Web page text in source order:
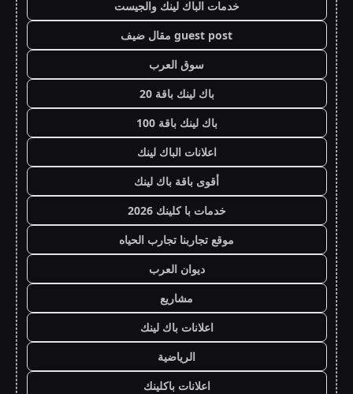
خدمات الباك لينك والجيست
guest post مقال ضيف
سوق العرب
باك لينك باقة 20
باك لينك باقة 100
اعلانات الباك لينك
أقوى باقة باك لينك
خدمات با كلينك 2026
موقع تجاربنا تجارب الحياه
ديوان العرب
مشاريع
اعلانات باك لينك
الرياضية
اعلانات باكلينك